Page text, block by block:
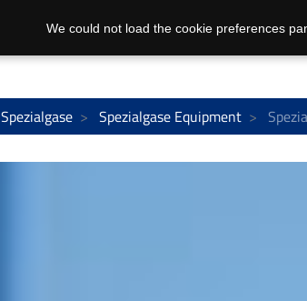
Spezialgase Spezialgase Equipment
We could not load the cookie preferences